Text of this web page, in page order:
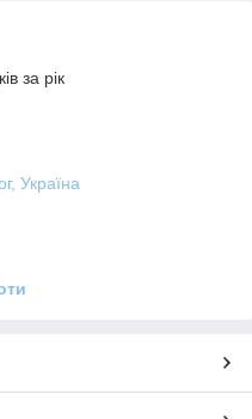
за рік
Україна